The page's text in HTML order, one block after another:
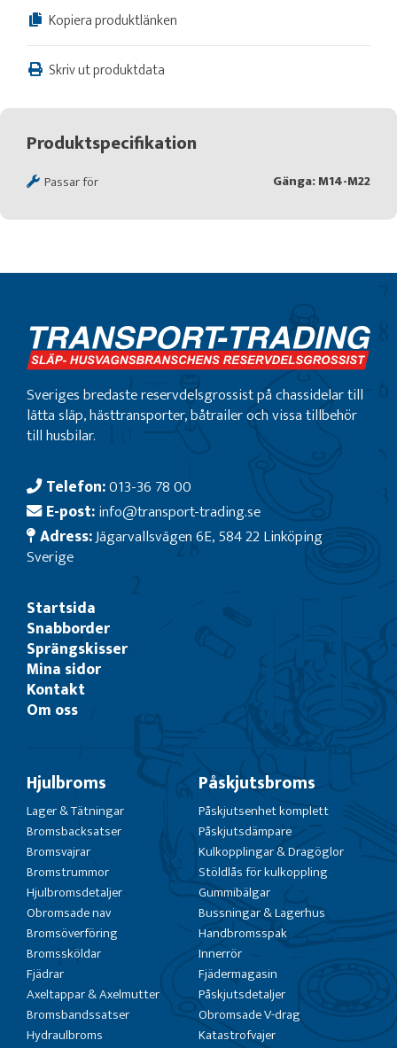
Kopiera produktlänken
Skriv ut produktdata
Produktspecifikation
Passar för Gänga: M14-M22
Sveriges bredaste reservdelsgrossist på chassidelar till
lätta släp, hästtransporter, båtrailer och vissa tillbehör
till husbilar.
Telefon:013-36 78 00
E-post:info@transport-trading.se
Adress:Jägarvallsvägen 6E, 584 22 Linköping
Sverige
Startsida
Snabborder
Sprängskisser
Mina sidor
Kontakt
Om oss
Hjulbroms
Lager & Tätningar
Bromsbacksatser
Bromsvajrar
Bromstrummor
Hjulbromsdetaljer
Obromsade nav
Bromsöverföring
Bromssköldar
Fjädrar
Axeltappar & Axelmutter
Bromsbandssatser
Hydraulbroms
Påskjutsbroms
Påskjutsenhet komplett
Påskjutsdämpare
Kulkopplingar & Dragöglor
Stöldlås för kulkoppling
Gummibälgar
Bussningar & Lagerhus
Handbromsspak
Innerrör
Fjädermagasin
Påskjutsdetaljer
Obromsade V-drag
Katastrofvajer